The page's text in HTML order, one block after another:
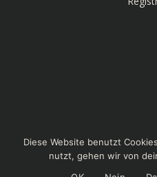
© 2026 Linux-Bibel.
and
Diese Website benutzt
nutzt, gehen wir von